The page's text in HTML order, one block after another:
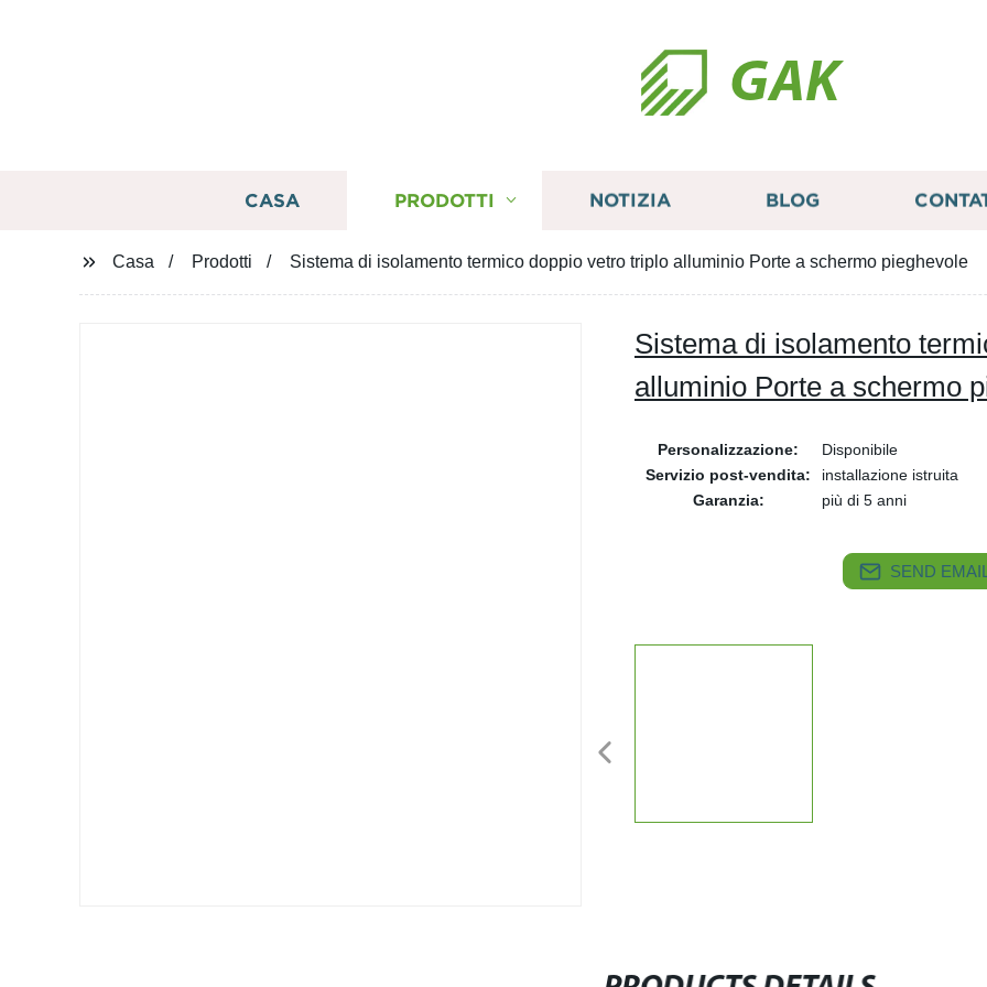
GAK
CASA PRODOTTI NOTIZIA BLOG
Casa Prodotti Sistema di isolamento termico doppio vetro triplo alluminio Porte a schermo pieghevole
Sistema di isolamento
alluminio Porte a schermo
Personalizzazione:
Disponibile
Servizio post-vendita:
installazione istruita
Garanzia:
più di 5 anni
SEND